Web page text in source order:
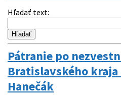
Hľadať text:
Pátranie po
Bratislavského
Hanečák